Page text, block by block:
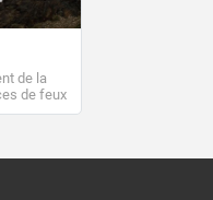
de la
de feux
sont
à la